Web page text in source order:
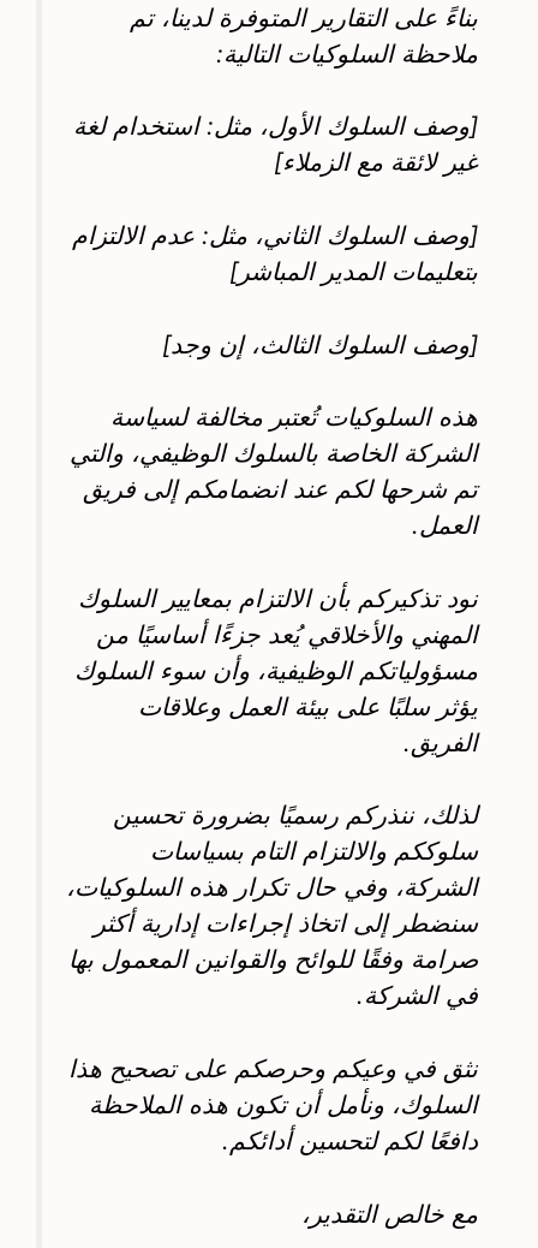
بناءً على التقارير المتوفرة لدينا، تم
ملاحظة السلوكيات التالية:
[وصف السلوك الأول، مثل: استخدام لغة
غير لائقة مع الزملاء]
[وصف السلوك الثاني، مثل: عدم الالتزام
بتعليمات المدير المباشر]
[وصف السلوك الثالث، إن وجد]
هذه السلوكيات تُعتبر مخالفة لسياسة
الشركة الخاصة بالسلوك الوظيفي، والتي
تم شرحها لكم عند انضمامكم إلى فريق
العمل.
نود تذكيركم بأن الالتزام بمعايير السلوك
المهني والأخلاقي يُعد جزءًا أساسيًا من
مسؤولياتكم الوظيفية، وأن سوء السلوك
يؤثر سلبًا على بيئة العمل وعلاقات
الفريق.
لذلك، ننذركم رسميًا بضرورة تحسين
سلوككم والالتزام التام بسياسات
الشركة، وفي حال تكرار هذه السلوكيات،
سنضطر إلى اتخاذ إجراءات إدارية أكثر
صرامة وفقًا للوائح والقوانين المعمول بها
في الشركة.
نثق في وعيكم وحرصكم على تصحيح هذا
السلوك، ونأمل أن تكون هذه الملاحظة
دافعًا لكم لتحسين أدائكم.
مع خالص التقدير،